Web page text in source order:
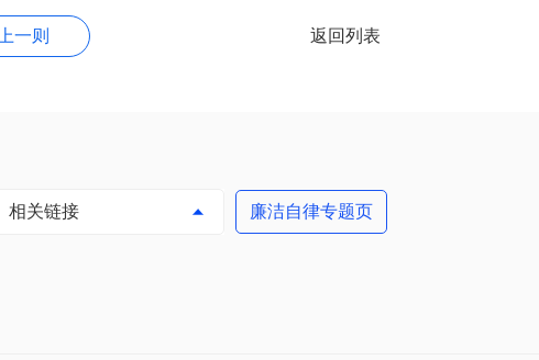
上一则 返回列表
相关链接  廉洁自律专题页